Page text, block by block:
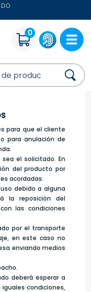
0
para que el cliente
para anulación de
el solicitado. En
del producto por
acordadas.
debido a alguna
la reposición del
las condiciones
por el transporte
en este caso no
enviando medios
deberá esperar a
condiciones,